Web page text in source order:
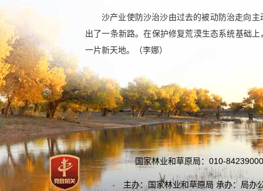
沙产业使防沙治沙由过去的被动防治走向
出了一条新路。在保护修复荒漠生态系统基础
一片新天地。（李娜）
国家林业和草原局：010-
主办：国家林业和草原局 承办：局办